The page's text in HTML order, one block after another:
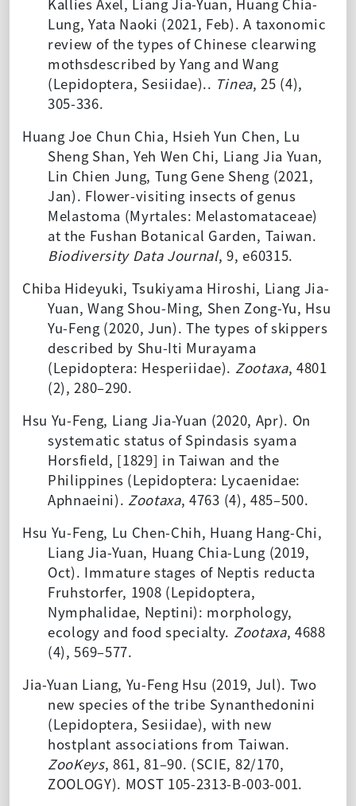
Kallies Axel, Liang Jia-Yuan, Huang Chia-
Lung, Yata Naoki (2021, Feb). A taxonomic
review of the types of Chinese clearwing
mothsdescribed by Yang and Wang
(Lepidoptera, Sesiidae).. Tinea, 25 (4),
305-336.
Huang Joe Chun Chia, Hsieh Yun Chen, Lu
Sheng Shan, Yeh Wen Chi, Liang Jia Yuan,
Lin Chien Jung, Tung Gene Sheng (2021,
Jan). Flower-visiting insects of genus
Melastoma (Myrtales: Melastomataceae)
at the Fushan Botanical Garden, Taiwan.
Biodiversity Data Journal, 9, e60315.
Chiba Hideyuki, Tsukiyama Hiroshi, Liang Jia-
Yuan, Wang Shou-Ming, Shen Zong-Yu, Hsu
Yu-Feng (2020, Jun). The types of skippers
described by Shu-Iti Murayama
(Lepidoptera: Hesperiidae). Zootaxa, 4801
(2), 280–290.
Hsu Yu-Feng, Liang Jia-Yuan (2020, Apr). On
systematic status of Spindasis syama
Horsfield, [1829] in Taiwan and the
Philippines (Lepidoptera: Lycaenidae:
Aphnaeini). Zootaxa, 4763 (4), 485–500.
Hsu Yu-Feng, Lu Chen-Chih, Huang Hang-Chi,
Liang Jia-Yuan, Huang Chia-Lung (2019,
Oct). Immature stages of Neptis reducta
Fruhstorfer, 1908 (Lepidoptera,
Nymphalidae, Neptini): morphology,
ecology and food specialty. Zootaxa, 4688
(4), 569–577.
Jia-Yuan Liang, Yu-Feng Hsu (2019, Jul). Two
new species of the tribe Synanthedonini
(Lepidoptera, Sesiidae), with new
hostplant associations from Taiwan.
ZooKeys, 861, 81–90. (SCIE, 82/170,
ZOOLOGY). MOST 105-2313-B-003-001.